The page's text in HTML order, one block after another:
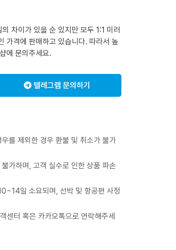
차이가 있을 순 있지만 모두 1:1 미러
가격에 판매하고 있습니다. 따라서 높
에 문의주세요.
텔레그램 문의하기
를 제외한 경우 환불 및 취소가 불가
가하며, 고객 실수로 인한 상품 파손
일 소요되며, 선박 및 항공편 사정
센터 혹은 카카오톡으로 연락해주세